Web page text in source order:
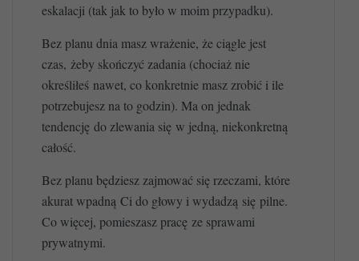
eskalacji (tak jak to było w moim przypadku).
Bez planu dnia masz wrażenie, że ciągle jest
czas, żeby skończyć zadania (chociaż nie
określiłeś nawet, co konkretnie masz zrobić i ile
potrzebujesz na to godzin). Ma on jednak
tendencję do zlewania się w jedną, niekonkretną
całość.
Bez planu będziesz zajmować się rzeczami, które
akurat wpadną Ci do głowy i wydadzą się pilne.
Co więcej, pomieszasz pracę ze sprawami
prywatnymi.